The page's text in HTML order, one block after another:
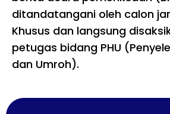
ditandatangani oleh calon
Khusus dan langsung
petugas bidang PHU
dan Umroh).